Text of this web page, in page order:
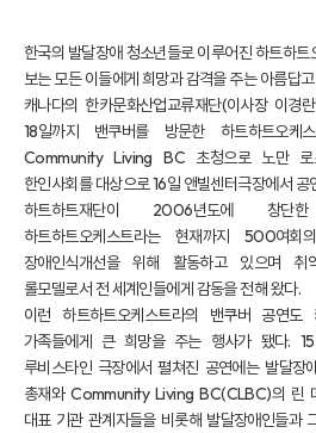
한국의 발달장애 청소년들로 이루어진 하트하
보는 모든 이들에게 희망과 감격을 주는 아름답
캐나다의 한카문화산업교류재단(이사장 이경
18일까지 밴쿠버를 방문한 하트하트오케
Community Living BC 초청으로 노만 로
한인사회를 대상으로 16일 앤빌센터극장에서 공
하트하트재단이 2006년도에 창단
하트하트오케스트라는 현재까지 500여
장애인식개선을 위해 활동하고 있으며 취
롤모델로서 전 세계인들에게 감동을 전해 왔다.
이런 하트하트오케스트라의 밴쿠버 공연
가족들에게 큰 희망을 주는 행사가 됐다.
루비스타인 극장에서 펼쳐진 공연에는 발달
총재와 Community Living BC(CLBC)의 린
대표 기관 관계자들을 비롯해 발달장애인들과